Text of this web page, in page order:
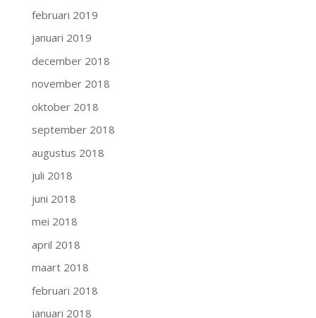
februari 2019
januari 2019
december 2018
november 2018
oktober 2018
september 2018
augustus 2018
juli 2018
juni 2018
mei 2018
april 2018
maart 2018
februari 2018
januari 2018